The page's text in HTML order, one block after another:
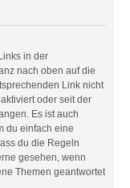
in der
nach oben auf die
Link nicht
oder seit der
Es ist auch
du einfach eine
du die Regeln
gesehen, wenn
Themen geantwortet